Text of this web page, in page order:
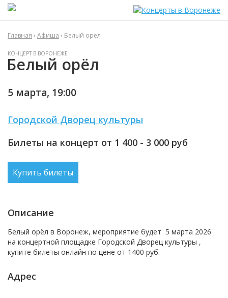
Главная › Афиша › Белый орёл
КОНЦЕРТ В ВОРОНЕЖЕ
Белый орёл
5 марта, 19:00
Городской Дворец культуры
Билеты на концерт от 1 400 - 3 000 руб
Купить билеты
Описание
Белый орёл в Воронеж, мероприятие будет 5 марта 2026
на концертной площадке Городской Дворец культуры ,
купите билеты онлайн по цене от 1400 руб.
Адрес